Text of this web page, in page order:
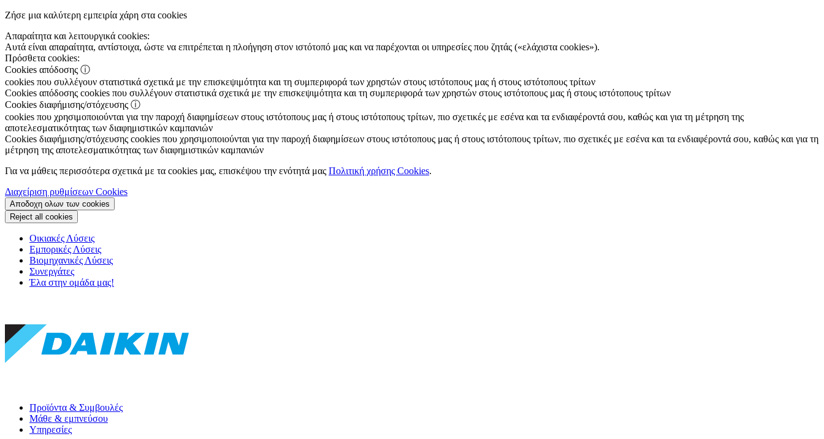
Ζήσε μια καλύτερη εμπειρία χάρη στα cookies
Απαραίτητα και λειτουργικά cookies:
Αυτά είναι απαραίτητα, αντίστοιχα, ώστε να επιτρέπεται η πλοήγηση στον ιστότοπό μας και να παρέχονται οι υπηρεσίες που ζητάς («ελάχιστα cookies»).
Πρόσθετα cookies:
Cookies απόδοσης ⓘ
cookies που συλλέγουν στατιστικά σχετικά με την επισκεψιμότητα και τη συμπεριφορά των χρηστών στους ιστότοπους μας ή στους ιστότοπους τρίτων
Cookies απόδοσης cookies που συλλέγουν στατιστικά σχετικά με την επισκεψιμότητα και τη συμπεριφορά των χρηστών στους ιστότοπους μας ή στους ιστότοπους τρίτων
Cookies διαφήμισης/στόχευσης ⓘ
cookies που χρησιμοποιούνται για την παροχή διαφημίσεων στους ιστότοπους μας ή στους ιστότοπους τρίτων, πιο σχετικές με εσένα και τα ενδιαφέροντά σου, καθώς και για τη μέτρηση της
αποτελεσματικότητας των διαφημιστικών καμπανιών
Cookies διαφήμισης/στόχευσης cookies που χρησιμοποιούνται για την παροχή διαφημίσεων στους ιστότοπους μας ή στους ιστότοπους τρίτων, πιο σχετικές με εσένα και τα ενδιαφέροντά σου, καθώς και για τη
μέτρηση της αποτελεσματικότητας των διαφημιστικών καμπανιών
Για να μάθεις περισσότερα σχετικά με τα cookies μας, επισκέψου την ενότητά μας Πολιτική χρήσης Cookies.
Διαχείριση ρυθμίσεων Cookies
Αποδοχη ολων των cookies
Reject all cookies
Οικιακές Λύσεις
Εμπορικές Λύσεις
Βιομηχανικές Λύσεις
Συνεργάτες
Έλα στην ομάδα μας!
Προϊόντα & Συμβουλές
Μάθε & εμπνεύσου
Υπηρεσίες